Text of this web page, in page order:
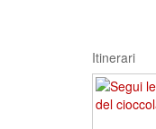
Itinerari